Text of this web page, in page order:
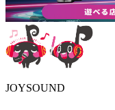
JOYSOUND